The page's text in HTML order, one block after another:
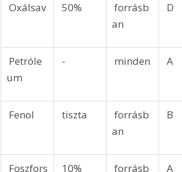
Oxálsav 50%
forrásb
an
D
Petróle
um
- minden A
Fenol tiszta
forrásb
an
B
Foszfors
10%
forrásb
A